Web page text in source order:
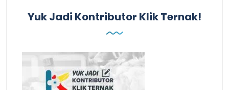
Yuk Jadi Kontributor Klik Ternak!